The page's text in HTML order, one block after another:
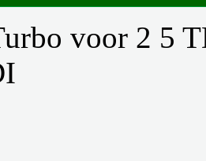
voor 2 5